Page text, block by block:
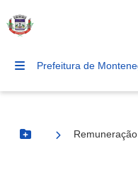
Prefeitura de
Botão Menu